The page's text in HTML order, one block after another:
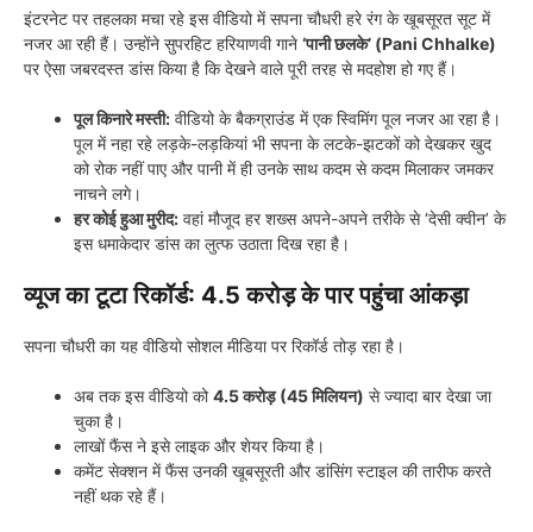
इंटरनेट पर तहलका मचा रहे इस वीडियो में सपना चौधरी हरे रंग के खूबसूरत सूट में
नजर आ रही हैं। उन्होंने सुपरहिट हरियाणवी गाने ‘पानी छलके’ (Pani Chhalke)
पर ऐसा जबरदस्त डांस किया है कि देखने वाले पूरी तरह से मदहोश हो गए हैं।
पूल किनारे मस्ती: वीडियो के बैकग्राउंड में एक स्विमिंग पूल नजर आ रहा है।
पूल में नहा रहे लड़के-लड़कियां भी सपना के लटके-झटकों को देखकर खुद
को रोक नहीं पाए और पानी में ही उनके साथ कदम से कदम मिलाकर जमकर
नाचने लगे।
हर कोई हुआ मुरीद: वहां मौजूद हर शख्स अपने-अपने तरीके से ‘देसी क्वीन’ के
इस धमाकेदार डांस का लुत्फ उठाता दिख रहा है।
व्यूज का टूटा रिकॉर्ड: 4.5 करोड़ के पार पहुंचा आंकड़ा
सपना चौधरी का यह वीडियो सोशल मीडिया पर रिकॉर्ड तोड़ रहा है।
अब तक इस वीडियो को4.5 करोड़ (45 मिलियन) से ज्यादा बार देखा जा
चुका है।
लाखों फैंस ने इसे लाइक और शेयर किया है।
कमेंट सेक्शन में फैंस उनकी खूबसूरती और डांसिंग स्टाइल की तारीफ करते
नहीं थक रहे हैं।